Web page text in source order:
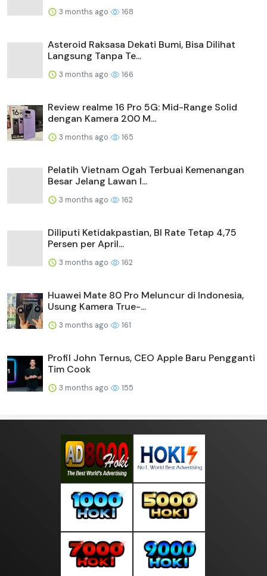
3 months ago 168
Asteroid Raksasa Dekati Bumi, Bisa Dilihat
Langsung Tanpa Te...
3 months ago 166
Review realme 16 Pro 5G: Mid-Range Solid
dengan Kamera 200 M...
3 months ago 165
Pelatih Vietnam Ogah Terbuai Kemenangan
Besar Jelang Lawan I...
3 months ago 162
Diliputi Ketidakpastian, BI Rate Tetap 4,75
Persen per April...
3 months ago 162
Huawei Mate 80 Pro Meluncur di Indonesia,
Usung Kamera True-...
3 months ago 161
Profil John Ternus, CEO Apple Baru Pengganti
Tim Cook
3 months ago 155